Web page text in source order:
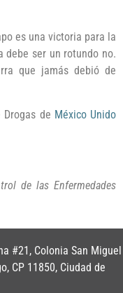
es una victoria para la
debe ser un rotundo no.
que jamás debió de
de México Unido
de las Enfermedades
#21, Colonia San Miguel
CP 11850, Ciudad de